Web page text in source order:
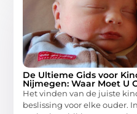
De Ultieme Gids voor
Nijmegen: Waar Moet U
Het vinden van de juiste
beslissing voor elke ouder.